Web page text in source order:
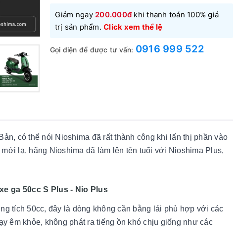
Giảm ngay 200.000đkhi thanh toán 100% giá
trị sản phẩm. Click xem thể lệ
Gọi điện để được tư vấn: 0916 999 522
có thể nói Nioshima đã rất thành công khi lấn thị phần vào
lạ, hãng Nioshima đã làm lên tên tuổi với Nioshima Plus,
ga 50cc S Plus - Nio Plus
tích 50cc, đây là dòng không cần bằng lái phù hợp với các
êm khỏe, không phát ra tiếng ồn khó chịu giống như các